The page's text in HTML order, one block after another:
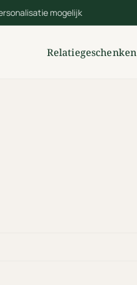
mogelijk
Relatiegeschenken